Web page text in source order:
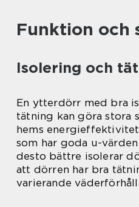
Funktion och
Isolering och
En ytterdörr med bra
tätning kan göra stora
hems
som har goda u-
desto bättre isolerar
att dörren har bra
varierande